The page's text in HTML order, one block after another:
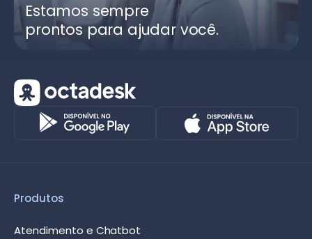
Estamos sempre
prontos para ajudar você.
Produtos
Atendimento e Chatbot